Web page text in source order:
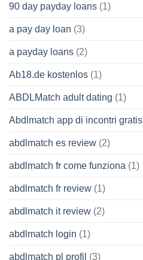
90 day payday loans (1)
a pay day loan (3)
a payday loans (2)
Ab18.de kostenlos (1)
ABDLMatch adult dating (1)
Abdlmatch app di incontri gratis
abdlmatch es review (2)
abdlmatch fr come funziona (1)
abdlmatch fr review (1)
abdlmatch it review (2)
abdlmatch login (1)
abdlmatch pl profil (3)